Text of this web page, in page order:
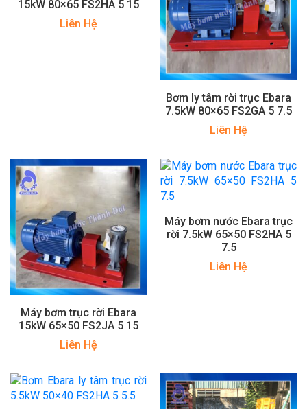
15kW 80×65 FS2HA 5 15
Liên Hệ
Bơm ly tâm rời trục Ebara
7.5kW 80×65 FS2GA 5 7.5
Liên Hệ
Máy bơm trục rời Ebara
15kW 65×50 FS2JA 5 15
Liên Hệ
Máy bơm nước Ebara trục
rời 7.5kW 65×50 FS2HA 5
7.5
Liên Hệ